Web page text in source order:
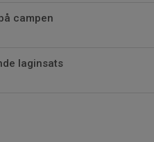
campen
laginsats